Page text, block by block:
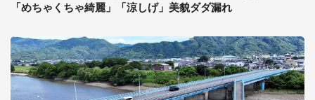
「めちゃくちゃ綺麗」「涼しげ」美貌ダダ漏れ